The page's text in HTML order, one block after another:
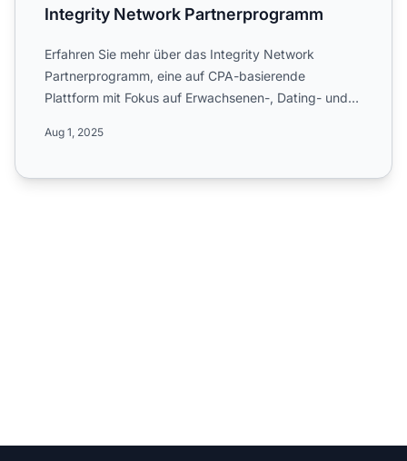
Integrity Network Partnerprogramm
Erfahren Sie mehr über das Integrity Network
Partnerprogramm, eine auf CPA-basierende
Plattform mit Fokus auf Erwachsenen-, Dating- und
Aug 1, 2025